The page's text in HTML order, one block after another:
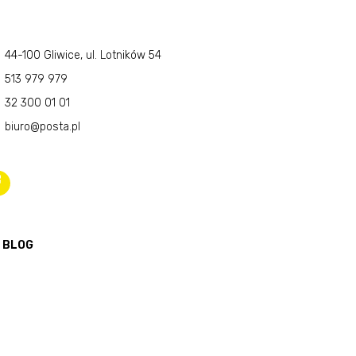
44-100 Gliwice, ul. Lotników 54
513 979 979
32 300 01 01
biuro@posta.pl
BLOG